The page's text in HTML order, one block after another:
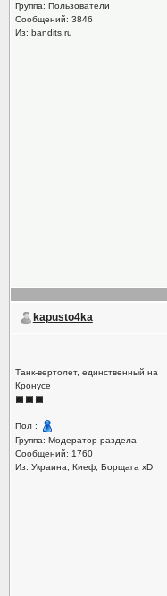
Группа: Пользователи
Сообщений: 3846
Из: bandits.ru
kapusto4ka
Танк-вертолет, единственный на
Кронусе
Пол :
Группа: Модератор раздела
Сообщений: 1760
Из: Украина, Киеф, Борщага xD